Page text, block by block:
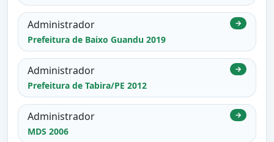
Administrador
Prefeitura de Baixo Guandu 2019
→
Administrador
Prefeitura de Tabira/PE 2012
→
Administrador
MDS 2006
→